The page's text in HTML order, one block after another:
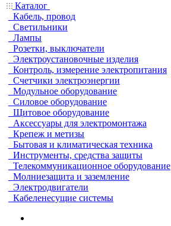
Каталог
Кабель, провод
Светильники
Лампы
Розетки, выключатели
Электроустановочные изделия
Контроль, измерение электропитания
Счетчики электроэнергии
Модульное оборудование
Силовое оборудование
Щитовое оборудование
Аксессуары для электромонтажа
Крепеж и метизы
Бытовая и климатическая техника
Инструменты, средства защиты
Телекоммуникационное оборудование
Молниезащита и заземление
Электродвигатели
Кабеленесущие системы